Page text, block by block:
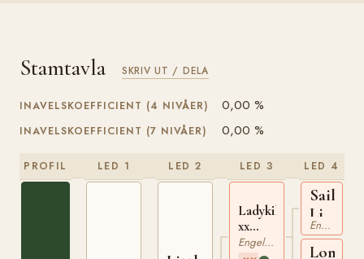
Stamtavla SKRIV UT / DELA
INAVELSKOEFFICIENT (4 NIVÅER) 0,00 %
INAVELSKOEFFICIENT (7 NIVÅER) 0,00 %
PROFIL LED 1 LED 2 LED 3
Ladykiller
xx
210384761
Engelskt Fullblod
LED 4
Sailing
Light
xxEngelskt Fullblod
Lone